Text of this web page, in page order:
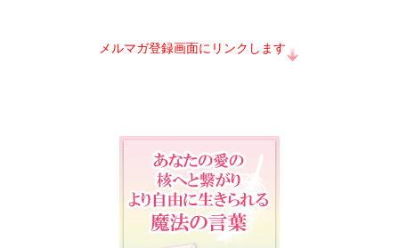
メルマガ登録画面にリンクします